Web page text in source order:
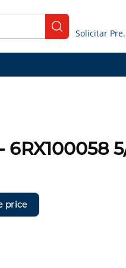
submit search
6RX100058
price